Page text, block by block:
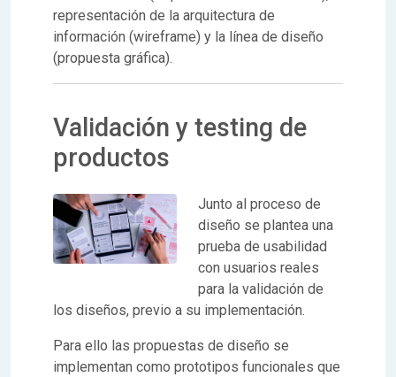
representación de la arquitectura de
información (wireframe) y la línea de diseño
(propuesta gráfica).
Validación y testing de
productos
Junto al proceso de
diseño se plantea una
prueba de usabilidad
con usuarios reales
para la validación de
los diseños, previo a su implementación.
Para ello las propuestas de diseño se
implementan como prototipos funcionales que